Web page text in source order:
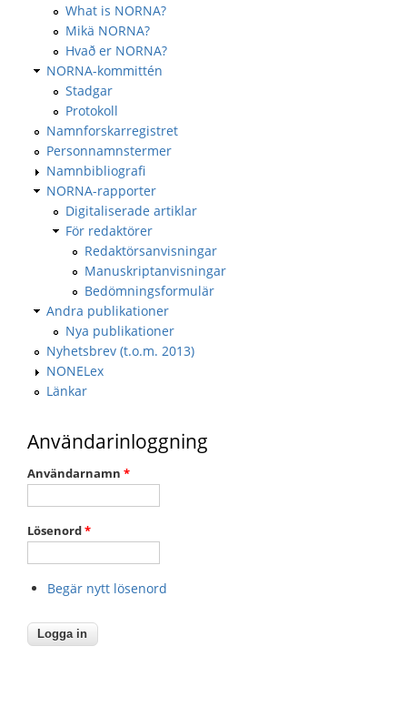
What is NORNA?
Mikä NORNA?
Hvað er NORNA?
NORNA-kommittén
Stadgar
Protokoll
Namnforskarregistret
Personnamnstermer
Namnbibliografi
NORNA-rapporter
Digitaliserade artiklar
För redaktörer
Redaktörsanvisningar
Manuskriptanvisningar
Bedömningsformulär
Andra publikationer
Nya publikationer
Nyhetsbrev (t.o.m. 2013)
NONELex
Länkar
Användarinloggning
Användarnamn *
Lösenord*
Begär nytt lösenord